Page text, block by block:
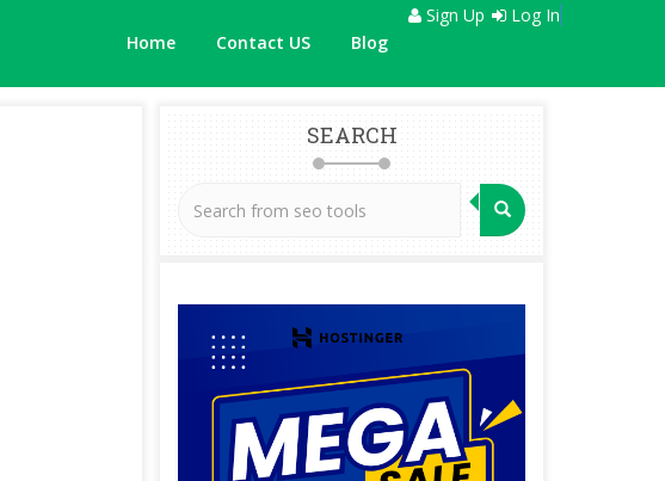
Home Contact US Blog
Sign Up Log In
SEARCH